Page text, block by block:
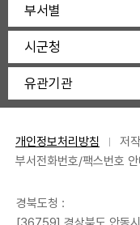
부서별
시군청
유관기관
개인정보처리방침 저
부서전화번호/팩스번호 안
경북도청 :